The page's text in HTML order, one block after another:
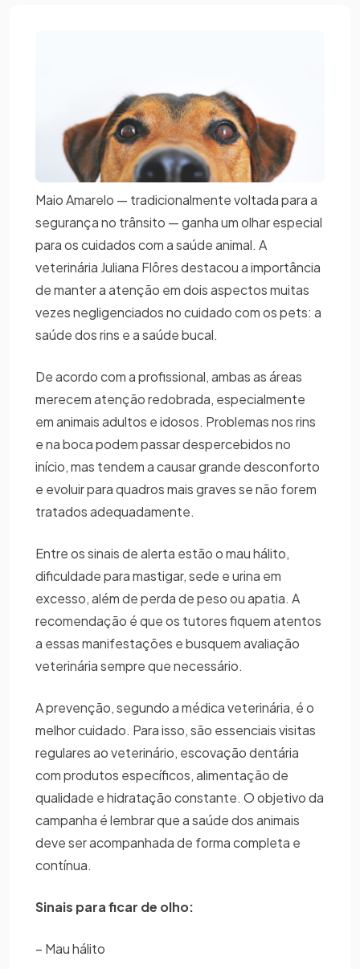
Maio Amarelo — tradicionalmente voltada para a
segurança no trânsito — ganha um olhar especial
para os cuidados com a saúde animal. A
veterinária Juliana Flôres destacou a importância
de manter a atenção em dois aspectos muitas
vezes negligenciados no cuidado com os pets: a
saúde dos rins e a saúde bucal.
De acordo com a profissional, ambas as áreas
merecem atenção redobrada, especialmente
em animais adultos e idosos. Problemas nos rins
e na boca podem passar despercebidos no
início, mas tendem a causar grande desconforto
e evoluir para quadros mais graves se não forem
tratados adequadamente.
Entre os sinais de alerta estão o mau hálito,
dificuldade para mastigar, sede e urina em
excesso, além de perda de peso ou apatia. A
recomendação é que os tutores fiquem atentos
a essas manifestações e busquem avaliação
veterinária sempre que necessário.
A prevenção, segundo a médica veterinária, é o
melhor cuidado. Para isso, são essenciais visitas
regulares ao veterinário, escovação dentária
com produtos específicos, alimentação de
qualidade e hidratação constante. O objetivo da
campanha é lembrar que a saúde dos animais
deve ser acompanhada de forma completa e
contínua.
Sinais para ficar de olho:
– Mau hálito